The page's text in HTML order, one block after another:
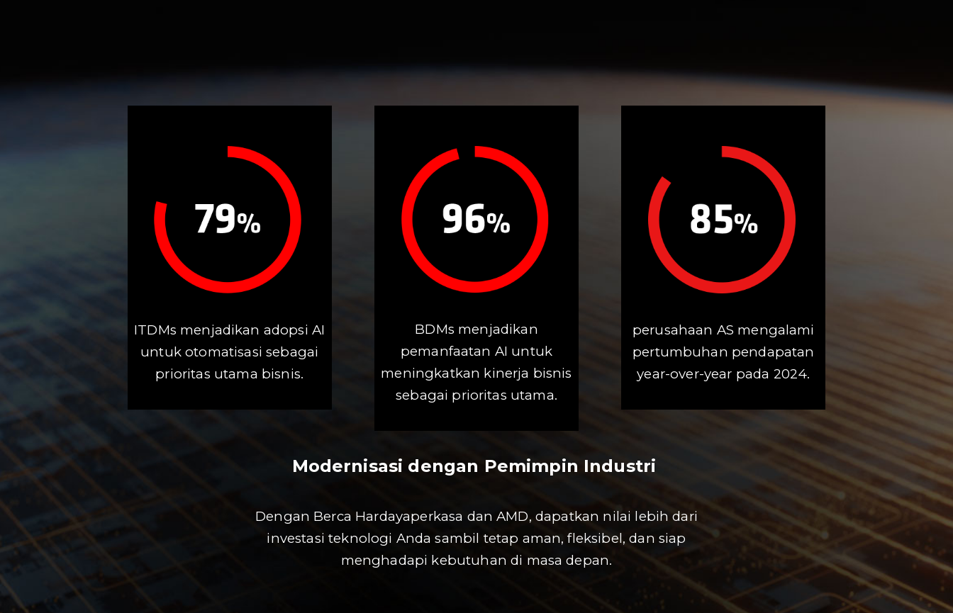
ITDMs menjadikan adopsi AI
untuk otomatisasi sebagai
prioritas utama bisnis.
BDMs menjadikan
pemanfaatan AI untuk
meningkatkan kinerja bisnis
sebagai prioritas utama.
perusahaan AS mengalami
pertumbuhan pendapatan
year-over-year pada 2024.
Modernisasi dengan Pemimpin Industri
Dengan Berca Hardayaperkasa dan AMD, dapatkan nilai lebih dari
investasi teknologi Anda sambil tetap aman, fleksibel, dan siap
menghadapi kebutuhan di masa depan.